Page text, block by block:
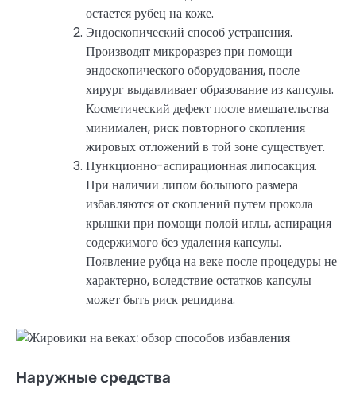
остается рубец на коже.
Эндоскопический способ устранения.
Производят микроразрез при помощи
эндоскопического оборудования, после
хирург выдавливает образование из капсулы.
Косметический дефект после вмешательства
минимален, риск повторного скопления
жировых отложений в той зоне существует.
Пункционно-аспирационная липосакция.
При наличии липом большого размера
избавляются от скоплений путем прокола
крышки при помощи полой иглы, аспирация
содержимого без удаления капсулы.
Появление рубца на веке после процедуры не
характерно, вследствие остатков капсулы
может быть риск рецидива.
Наружные средства